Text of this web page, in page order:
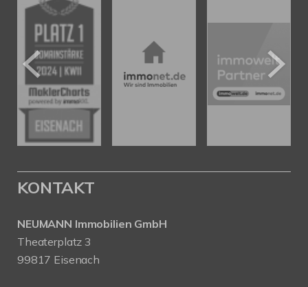
KONTAKT
NEUMANN Immobilien GmbH
Theaterplatz 3
99817 Eisenach